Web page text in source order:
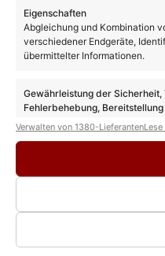
Eigenschaften
Abgleichung und Kombination
verschiedener Endgeräte,
übermittelter Informationen.
Gewährleistung der
Fehlerbehebung,
Entscheidungen zum
Verwalten von 1380-Lieferanten
dem